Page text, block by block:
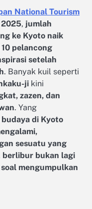
National Tourism
2025, jumlah
ke Kyoto naik
pelancong
setelah
. Banyak kuil seperti
ji kini
zazen, dan
. Yang
di Kyoto
sesuatu yang
berlibur bukan lagi
mengumpulkan